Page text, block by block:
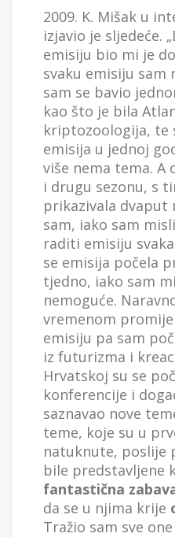
2009. K. Mišak u
izjavio je sljedeće.
emisiju bio mi je
svaku emisiju sam
sam se bavio
kao što je bila
kriptozoologija, te
emisija u jednoj
više nema tema. A
i drugu sezonu, s
prikazivala dvaput
sam, iako sam
raditi emisiju
se emisija počela
tjedno, iako sam
nemoguće.
vremenom
emisiju pa sam
iz futurizma i
Hrvatskoj su se
konferencije i
saznavao nove
teme, koje su u
natuknute, poslije
bile predstavljene
fantastična
da se u njima krije
Tražio sam sve